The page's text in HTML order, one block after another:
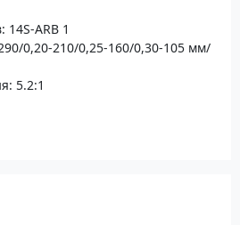
14S-ARB 1
0,20-210/0,25-160/0,30-105 мм/
5.2:1